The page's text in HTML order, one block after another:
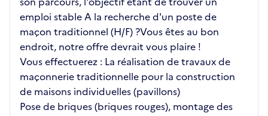
emploi stable A la recherche d'un poste de
maçon traditionnel (H/F) ?Vous êtes au bon
endroit, notre offre devrait vous plaire !
Vous effectuerez : La réalisation de travaux de
maçonnerie traditionnelle pour la construction
de maisons individuelles (pavillons)
Pose de briques (briques rouges), montage des